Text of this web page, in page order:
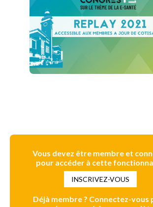
Vous devez être membre et
pour accéder à cette
INSCRIVEZ-VOUS
Déjà membre ? Connectez-vous